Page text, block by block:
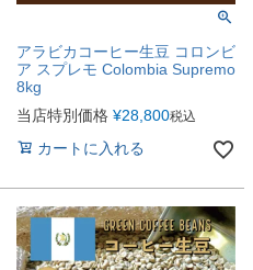
アラビカコーヒー生豆 コロンビ
ア スプレモ Colombia Supremo
8kg
当店特別価格 ¥28,800税込
カートに入れる